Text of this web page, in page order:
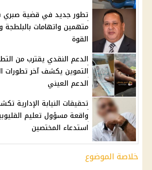
تطور جديد في قضية صبري
متهمين واتهامات بالبلطجة
القوة
الدعم النقدي يقترب من
التموين يكشف آخر تطورات
الدعم العيني
تحقيقات النيابة الإدارية
واقعة مسؤول تعليم
استدعاء المختصين
خلاصة الموضوع